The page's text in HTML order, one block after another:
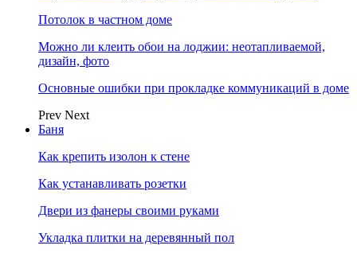
Потолок в частном доме
Можно ли клеить обои на лоджии: неотапливаемой,
дизайн, фото
Основные ошибки при прокладке коммуникаций в доме
Prev Next
Баня
Как крепить изолон к стене
Как устанавливать розетки
Двери из фанеры своими руками
Укладка плитки на деревянный пол